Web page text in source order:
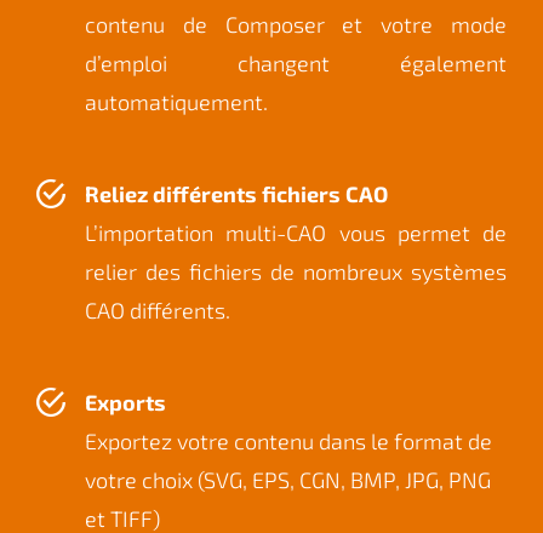
contenu de Composer et votre mode
d’emploi changent également
automatiquement.
Reliez différents fichiers CAO
L’importation multi-CAO vous permet de
relier des fichiers de nombreux systèmes
CAO différents.
Exports
Exportez votre contenu dans le format de
votre choix (SVG, EPS, CGN, BMP, JPG, PNG
et TIFF)